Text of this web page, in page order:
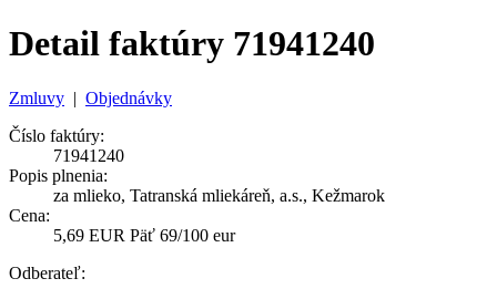
Detail faktúry 71941240
Zmluvy | Objednávky
Číslo faktúry:
71941240
Popis plnenia:
za mlieko, Tatranská mliekáreň, a.s., Kežmarok
Cena:
5,69 EUR Päť 69/100 eur
Odberateľ: